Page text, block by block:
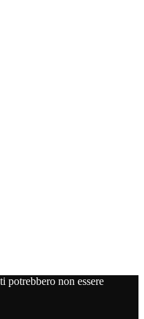
potrebbero non essere